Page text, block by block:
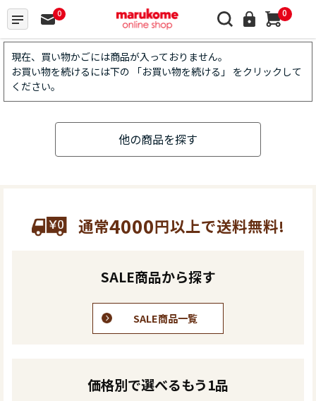
0 0
現在、買い物かごには商品が入っておりません。
お買い物を続けるには下の 「お買い物を続ける」 をクリックして
ください。
他の商品を探す
通常4000円以上で送料無料!
SALE商品から探す
SALE商品一覧
価格別で選べるもう1品